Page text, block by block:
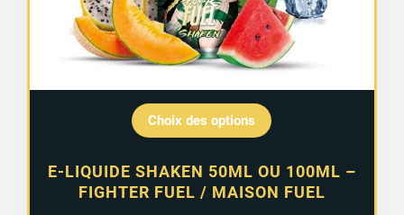
Choix des options
E-LIQUIDE SHAKEN 50ML OU 100ML –
FIGHTER FUEL / MAISON FUEL